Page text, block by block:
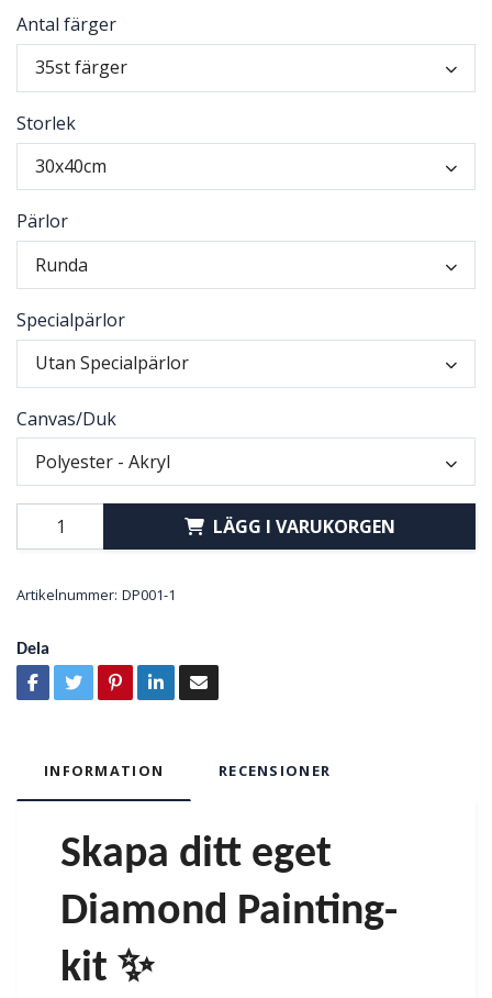
Antal färger
35st färger
Storlek
30x40cm
Pärlor
Runda
Specialpärlor
Utan Specialpärlor
Canvas/Duk
Polyester - Akryl
LÄGG I VARUKORGEN
Artikelnummer: DP001-1
Dela
INFORMATION RECENSIONER
Skapa ditt eget
Diamond Painting-
kit ✨